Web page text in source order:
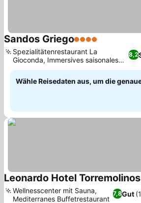
Sandos Griego4 Sterne
8,2
Spezialitätenrestaurant La
Gioconda, Immersives saisonales
Horror-Erlebnis
Wähle Reisedaten aus, um die
Leonardo Hotel
7,8Gut
Wellnesscenter mit Sauna,
Mediterranes Buffetrestaurant